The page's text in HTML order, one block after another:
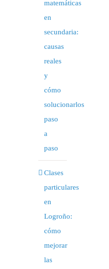
matemáticas
en
secundaria:
causas
reales
y
cómo
solucionarlos
paso
a
paso
Clases
particulares
en
Logroño:
cómo
mejorar
las